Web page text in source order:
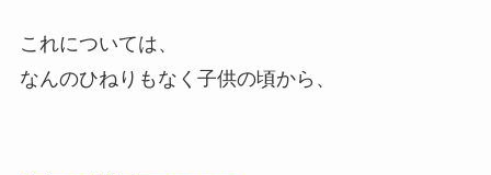
これについては、
なんのひねりもなく子供の頃から、